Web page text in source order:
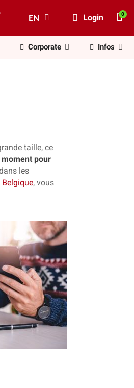
EN Login
Corporate Infos
taille, ce
pour
les
, vous